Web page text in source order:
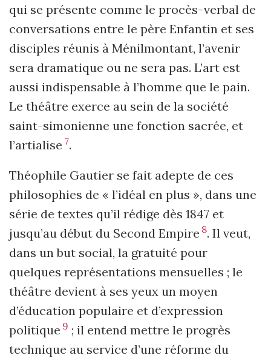
qui se présente comme le procès-verbal de
conversations entre le père Enfantin et ses
disciples réunis à Ménilmontant, l’avenir
sera dramatique ou ne sera pas. L’art est
aussi indispensable à l’homme que le pain.
Le théâtre exerce au sein de la société
saint-simonienne une fonction sacrée, et
l’artialise 7.
Théophile Gautier se fait adepte de ces
philosophies de « l’idéal en plus », dans une
série de textes qu’il rédige dès 1847 et
jusqu’au début du Second Empire 8. Il veut,
dans un but social, la gratuité pour
quelques représentations mensuelles ; le
théâtre devient à ses yeux un moyen
d’éducation populaire et d’expression
politique 9 ; il entend mettre le progrès
technique au service d’une réforme du